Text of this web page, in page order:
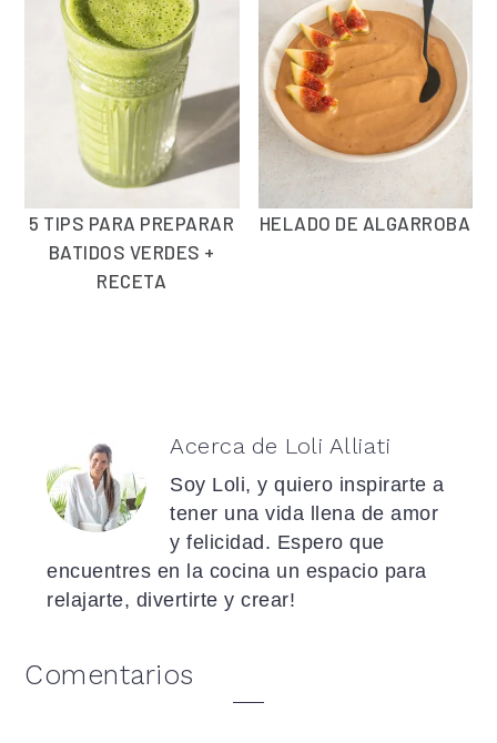
5 TIPS PARA PREPARAR
BATIDOS VERDES +
RECETA
HELADO DE ALGARROBA
Acerca de Loli Alliati
Soy Loli, y quiero inspirarte a
tener una vida llena de amor
y felicidad. Espero que
encuentres en la cocina un espacio para
relajarte, divertirte y crear!
Interacciones
Comentarios